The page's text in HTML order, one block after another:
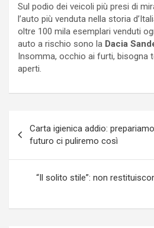
Sul podio dei veicoli più presi di
l’auto più venduta nella storia
oltre 100 mila esemplari venduti
auto a rischio sono la Dacia
Insomma, occhio ai furti, bisogna
aperti.
articoli
Carta igienica addio:
futuro ci puliremo così
“Il solito stile”: non